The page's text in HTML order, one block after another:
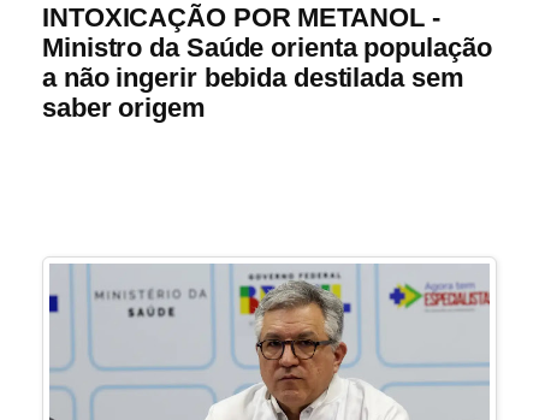
INTOXICAÇÃO POR METANOL -
Ministro da Saúde orienta população
a não ingerir bebida destilada sem
saber origem